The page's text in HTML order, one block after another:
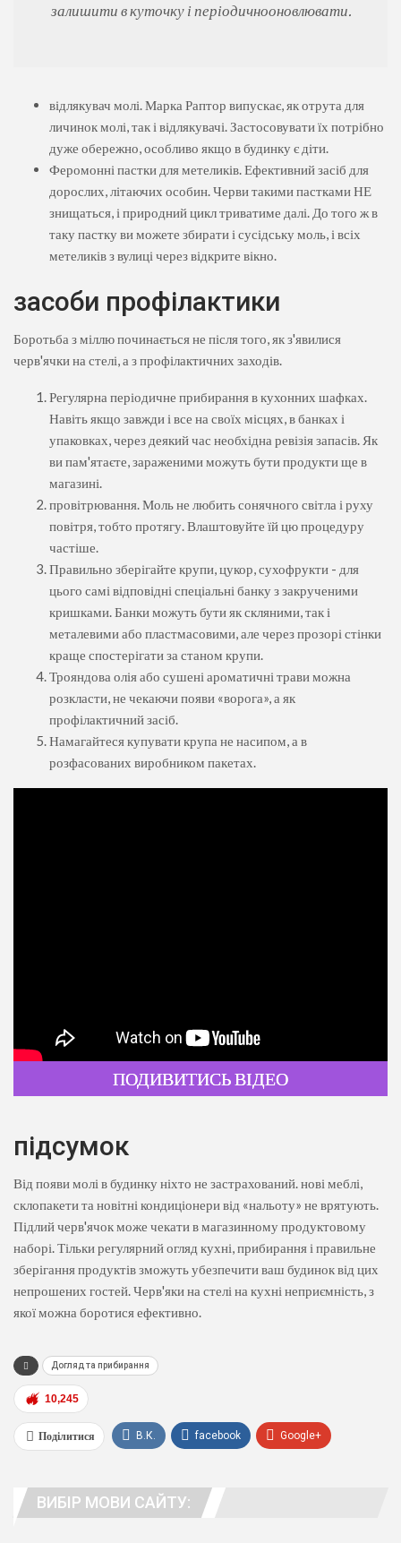
залишити в куточку і періодичнооновлювати.
відлякувач молі. Марка Раптор випускає, як отрута для
личинок молі, так і відлякувачі. Застосовувати їх потрібно
дуже обережно, особливо якщо в будинку є діти.
Феромонні пастки для метеликів. Ефективний засіб для
дорослих, літаючих особин. Черви такими пастками НЕ
знищаться, і природний цикл триватиме далі. До того ж в
таку пастку ви можете збирати і сусідську моль, і всіх
метеликів з вулиці через відкрите вікно.
засоби профілактики
Боротьба з міллю починається не після того, як з'явилися
черв'ячки на стелі, а з профілактичних заходів.
Регулярна періодичне прибирання в кухонних шафках.
Навіть якщо завжди і все на своїх місцях, в банках і
упаковках, через деякий час необхідна ревізія запасів. Як
ви пам'ятаєте, зараженими можуть бути продукти ще в
магазині.
провітрювання. Моль не любить сонячного світла і руху
повітря, тобто протягу. Влаштовуйте їй цю процедуру
частіше.
Правильно зберігайте крупи, цукор, сухофрукти - для
цього самі відповідні спеціальні банку з закрученими
кришками. Банки можуть бути як скляними, так і
металевими або пластмасовими, але через прозорі стінки
краще спостерігати за станом крупи.
Трояндова олія або сушені ароматичні трави можна
розкласти, не чекаючи появи «ворога», а як
профілактичний засіб.
Намагайтеся купувати крупа не насипом, а в
розфасованих виробником пакетах.
ПОДИВИТИСЬ ВІДЕО
підсумок
Від появи молі в будинку ніхто не застрахований. нові меблі,
склопакети та новітні кондиціонери від «нальоту» не врятують.
Підлий черв'ячок може чекати в магазинному продуктовому
наборі. Тільки регулярний огляд кухні, прибирання і правильне
зберігання продуктів зможуть убезпечити ваш будинок від цих
непрошених гостей. Черв'яки на стелі на кухні неприємність, з
якої можна боротися ефективно.
Догляд та прибирання
10,245
Поділитися В.К. facebook Google+
люди. адреса
ВИБІР МОВИ САЙТУ: